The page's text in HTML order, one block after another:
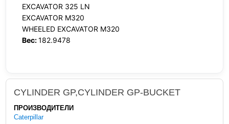
EXCAVATOR 325 LN
EXCAVATOR M320
WHEELED EXCAVATOR M320
Вес:182.9478
CYLINDER GP,CYLINDER GP-BUCKET
ПРОИЗВОДИТЕЛИ
Caterpillar